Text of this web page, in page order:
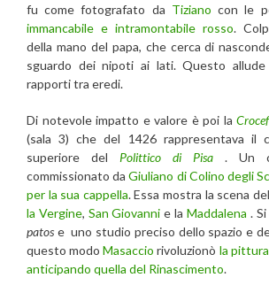
fu come fotografato da Tiziano con le
immancabile e intramontabile rosso.
della mano del papa, che cerca di
sguardo dei nipoti ai lati. Questo
rapporti tra eredi.
Di notevole impatto e valore è poi la
(sala 3) che del 1426 rappresentava il
superiore del Polittico di Pisa . Un
commissionato daGiuliano di Colino degli
per la sua cappella. Essa mostra la scena
la Vergine, San Giovanni e la Maddalena .
patos e uno studio preciso dello spazio e
questo modoMasaccio rivoluzionò la
anticipando quella del Rinascimento.